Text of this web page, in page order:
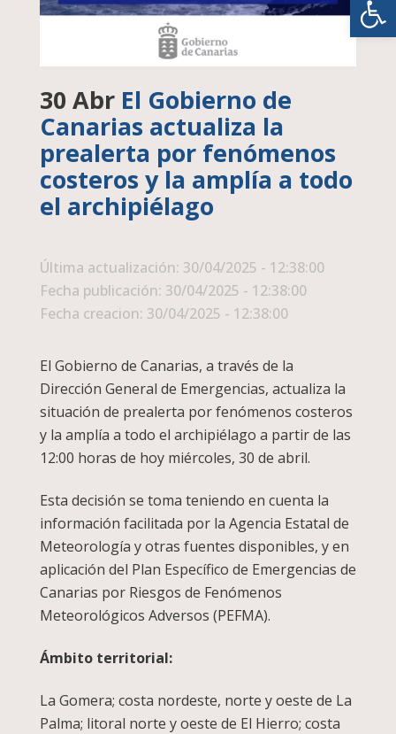
30 AbrEl Gobierno de
Canarias actualiza la
prealerta por fenómenos
costeros y la amplía a todo
el archipiélago
Última actualización: 30/04/2025 - 12:38:00
Fecha publicación: 30/04/2025 - 12:38:00
Fecha creacion: 30/04/2025 - 12:38:00
El Gobierno de Canarias, a través de la
Dirección General de Emergencias, actualiza la
situación de prealerta por fenómenos costeros
y la amplía a todo el archipiélago a partir de las
12:00 horas de hoy miércoles, 30 de abril.
Esta decisión se toma teniendo en cuenta la
información facilitada por la Agencia Estatal de
Meteorología y otras fuentes disponibles, y en
aplicación del Plan Específico de Emergencias de
Canarias por Riesgos de Fenómenos
Meteorológicos Adversos (PEFMA).
Ámbito territorial:
La Gomera; costa nordeste, norte y oeste de La
Palma; litoral norte y oeste de El Hierro; costa